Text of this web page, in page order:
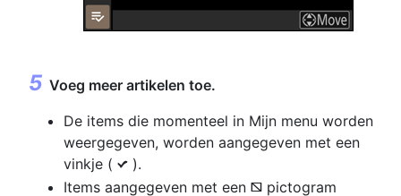
Voeg meer artikelen toe.
De items die momenteel in Mijn menu worden
weergegeven, worden aangegeven met een
vinkje ( L ).
Items aangegeven met een V pictogram